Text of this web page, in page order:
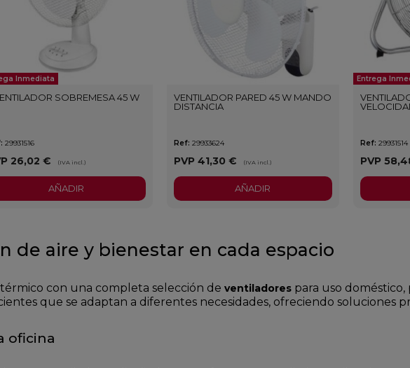
Inmediata
SOBREMESA 45 W
29931516
26,02 € (IVA incl.)
AÑADIR
VENTILADOR PARED 45 W MANDO
DISTANCIA
Ref: 29933624
PVP 41,30 € (IVA incl.)
AÑADIR
Entrega
Ref: 29931514
PVP
de aire y bienestar en cada espacio
con una completa selección de ventiladores para uso
que se adaptan a diferentes necesidades, ofreciendo soluciones
oficina